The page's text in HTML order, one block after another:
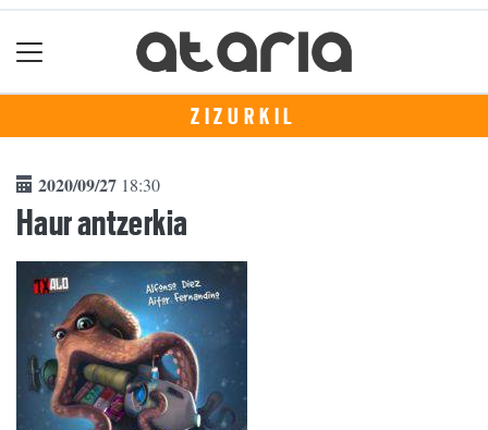
ZIZURKIL
2020/09/27 18:30
Haur antzerkia